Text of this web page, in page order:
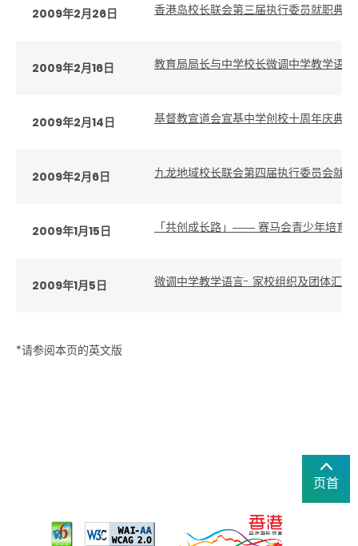
2009年2月26日 香港岛校长联会第三届执行委员就职典
2009年2月16日 教育局局长与中学校长微调中学教学语
2009年2月14日 基督教宣道会宣基中学创校十周年庆典
2009年2月6日 九龙地域校长联会第四届执行委员会就
2009年1月15日 「共创成长路」―― 赛马会青少年培育
2009年1月5日 微调中学教学语言- 家校组织及团体汇报
*请参阅本页的英文版
页首